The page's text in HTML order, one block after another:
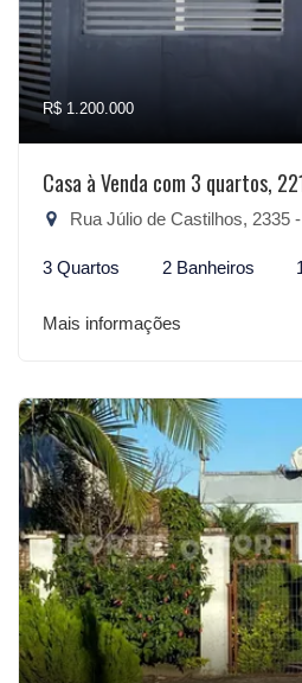
R$ 1.200.000
Casa à Venda com 3 quartos,
Rua Júlio de Castilhos, 2335 -
3 Quartos 2 Banheiros
Mais informações